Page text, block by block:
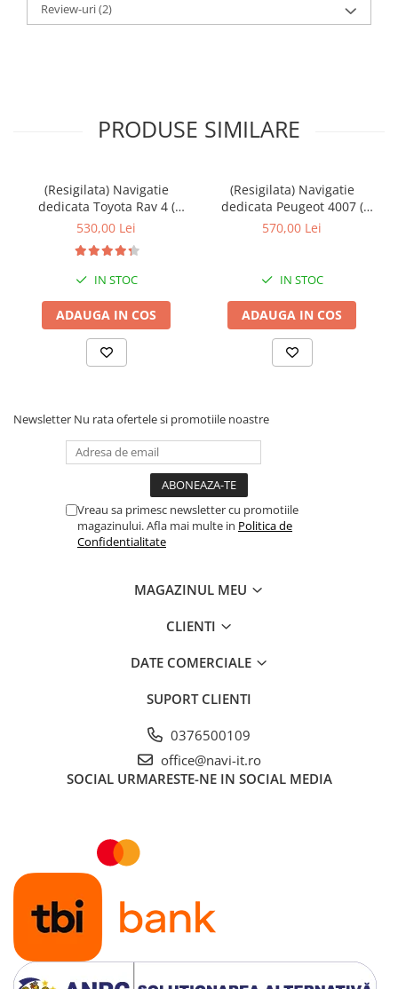
Review-uri(2)
PRODUSE SIMILARE
(Resigilata) Navigatie
dedicata Toyota Rav 4 (
2007 - 2013 ), 2GB RAM
Display 9" IPS Full HD,
Carplay, Android 13,
Suport came
530,00 Lei
IN STOC
ADAUGA IN COS
(Resigilata) Navigatie
dedicata Peugeot 4007 (
2007 - 2012 ), 2GB RAM
Carplay, Android 13,
570,00 Lei
IN STOC
ADAUGA IN COS
Newsletter Nu rata ofertele si promotiile noastre
Vreau sa primesc newsletter cu promotiile
magazinului. Afla mai multe in Politica de
Confidentialitate
MAGAZINUL MEU
CLIENTI
DATE COMERCIALE
SUPORT CLIENTI
0376500109
office@navi-it.ro
SOCIAL URMARESTE-NE IN SOCIAL MEDIA